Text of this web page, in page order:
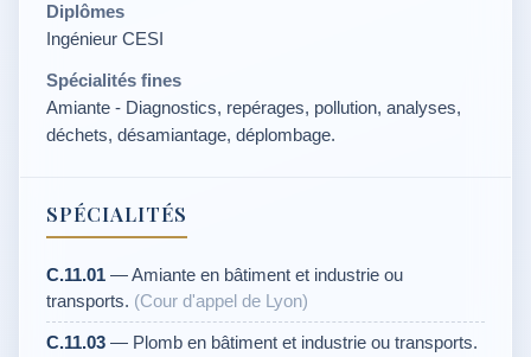
Diplômes
Ingénieur CESI
Spécialités fines
Amiante - Diagnostics, repérages, pollution, analyses,
déchets, désamiantage, déplombage.
SPÉCIALITÉS
C.11.01 — Amiante en bâtiment et industrie ou
transports. (Cour d'appel de Lyon)
C.11.03 — Plomb en bâtiment et industrie ou transports.